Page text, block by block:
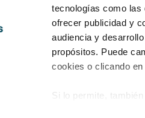
tecnologías como las
ofrecer publicidad y
audiencia y
propósitos. Puede
cookies o clicando
Si lo permite, también
futuro,